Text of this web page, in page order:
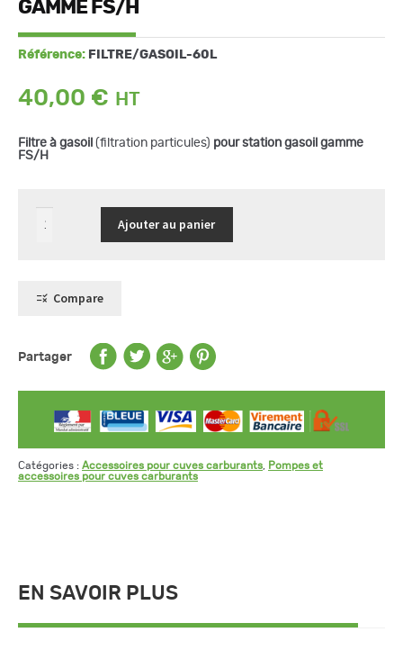
GAMME FS/H
Référence: FILTRE/GASOIL-60L
40,00 €
Filtre à gasoil (filtration particules) pour station gasoil gamme
FS/H
quantité
de
gamme
Ajouter au panier
Compare
Partager
Catégories : Accessoires pour cuves carburants
Pompes et
accessoires pour cuves carburants
EN SAVOIR PLUS